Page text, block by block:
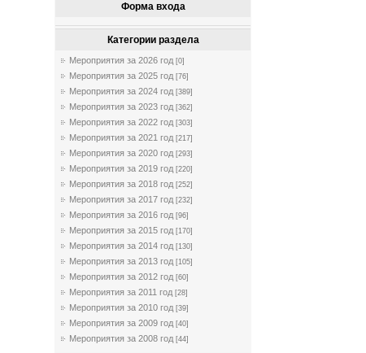
Форма входа
Категории раздела
Мероприятия за 2026 год [0]
Мероприятия за 2025 год [76]
Мероприятия за 2024 год [389]
Мероприятия за 2023 год [362]
Мероприятия за 2022 год [303]
Мероприятия за 2021 год [217]
Мероприятия за 2020 год [293]
Мероприятия за 2019 год [220]
Мероприятия за 2018 год [252]
Мероприятия за 2017 год [232]
Мероприятия за 2016 год [96]
Мероприятия за 2015 год [170]
Мероприятия за 2014 год [130]
Мероприятия за 2013 год [105]
Мероприятия за 2012 год [60]
Мероприятия за 2011 год [28]
Мероприятия за 2010 год [39]
Мероприятия за 2009 год [40]
Мероприятия за 2008 год [44]